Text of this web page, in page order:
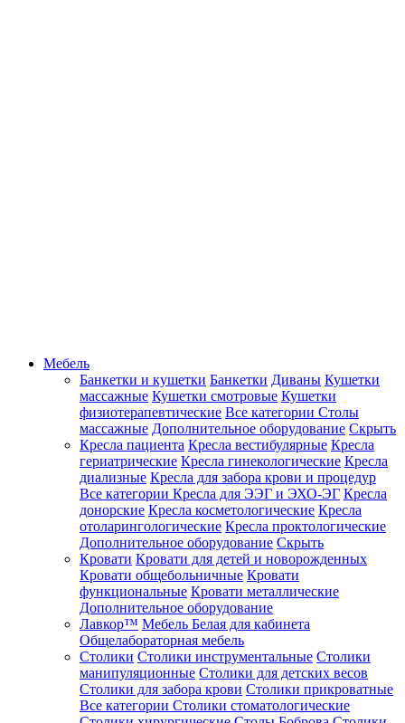
Мебель
Банкетки и кушетки Банкетки Диваны Кушетки
массажные Кушетки смотровые Кушетки
физиотерапевтические Все категории Столы
массажные Дополнительное оборудование Скрыть
Кресла пациента Кресла вестибулярные Кресла
гериатрические Кресла гинекологические Кресла
диализные Кресла для забора крови и процедур
Все категории Кресла для ЭЭГ и ЭХО-ЭГ Кресла
донорские Кресла косметологические Кресла
отоларингологические Кресла проктологические
Дополнительное оборудование Скрыть
Кровати Кровати для детей и новорожденных
Кровати общебольничные Кровати
функциональные Кровати металлические
Дополнительное оборудование
Лавкор™ Мебель Белая для кабинета
Общелабораторная мебель
Столики Столики инструментальные Столики
манипуляционные Столики для детских весов
Столики для забора крови Столики прикроватные
Все категории Столики стоматологические